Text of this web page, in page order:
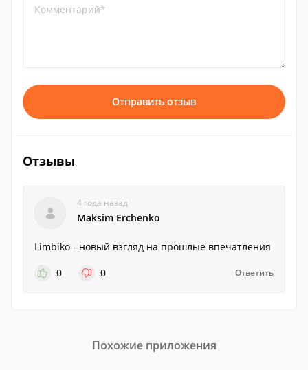
Комментарий*
Отправить отзыв
Отзывы
4 года назад
Maksim Erchenko
Limbiko - новый взгляд на прошлые впечатления
0
0 Ответить
Похожие приложения